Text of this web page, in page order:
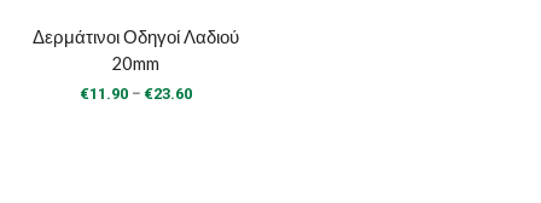
Δερμάτινοι Οδηγοί Λαδιού
20mm
€11.90 – €23.60Price